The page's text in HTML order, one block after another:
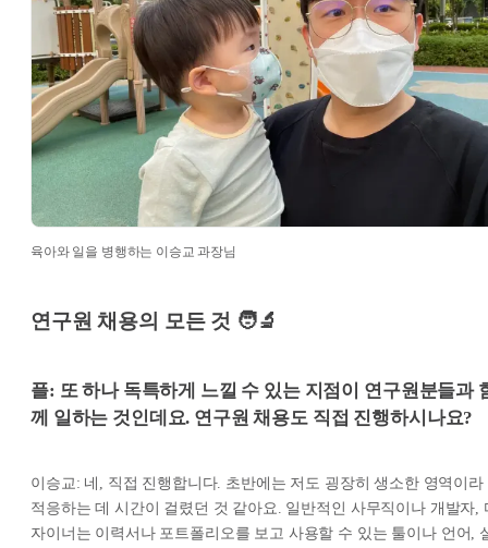
육아와 일을 병행하는 이승교 과장님
연구원 채용의 모든 것 🧑‍🔬
플: 또 하나 독특하게 느낄 수 있는 지점이 연구원분들과
께 일하는 것인데요. 연구원 채용도 직접 진행하시나요?
이승교: 네, 직접 진행합니다. 초반에는 저도 굉장히 생소한 영역이라
적응하는 데 시간이 걸렸던 것 같아요. 일반적인 사무직이나 개발자,
자이너는 이력서나 포트폴리오를 보고 사용할 수 있는 툴이나 언어,